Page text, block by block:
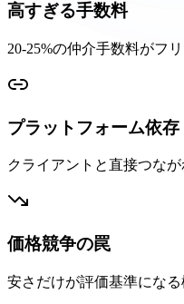
高すぎる手数料
20-25%の仲介手数料がフ
プラットフォーム依存
クライアントと直接つな
価格競争の罠
安さだけが評価基準になる